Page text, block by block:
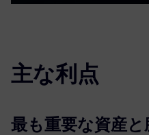
Play
主な利点
最も重要な資産